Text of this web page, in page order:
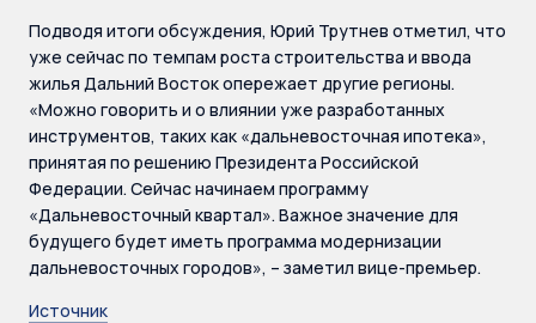
Подводя итоги обсуждения, Юрий Трутнев отметил, что
уже сейчас по темпам роста строительства и ввода
жилья Дальний Восток опережает другие регионы.
«Можно говорить и о влиянии уже разработанных
инструментов, таких как «дальневосточная ипотека»,
принятая по решению Президента Российской
Федерации. Сейчас начинаем программу
«Дальневосточный квартал». Важное значение для
будущего будет иметь программа модернизации
дальневосточных городов», – заметил вице-премьер.
Источник